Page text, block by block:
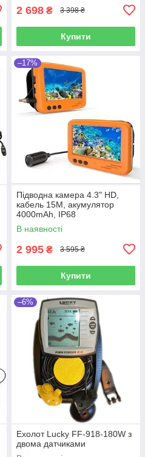
2 698 ₴ 3 398 ₴
Купити
–17%
Підводна камера 4.3" HD,
кабель 15M, акумулятор
4000mAh, IP68
В наявності
2 995 ₴ 3 595 ₴
Купити
–6%
Ехолот Lucky FF-918-180W з
двома датчиками